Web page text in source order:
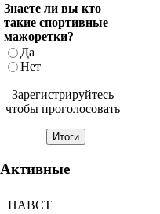
Знаете ли вы кто
такие спортивные
мажоретки?
Да
Нет
Зарегистрируйтесь
чтобы проголосовать
Активные
ПАВСТ